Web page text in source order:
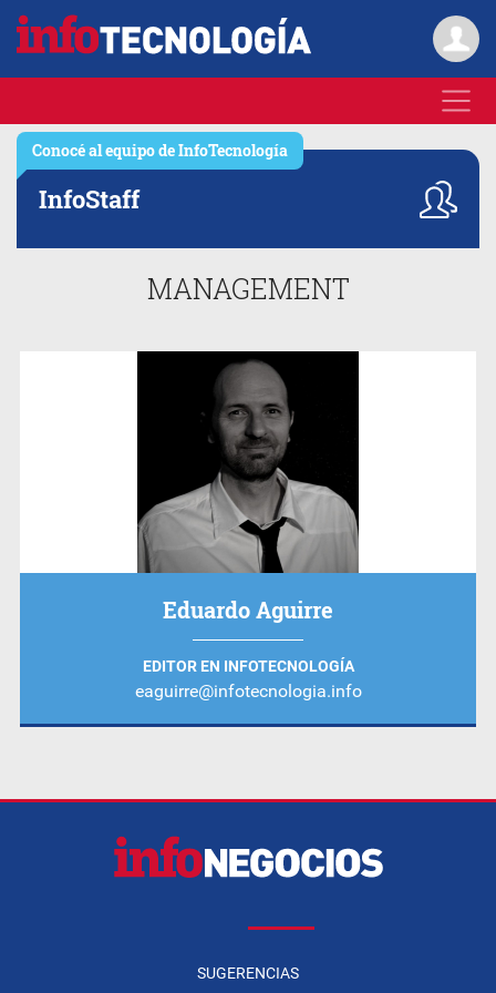
Conocé al equipo deInfoTecnología
InfoStaff
MANAGEMENT
Eduardo Aguirre
EDITOR EN INFOTECNOLOGÍA
eaguirre@infotecnologia.info
SUGERENCIAS